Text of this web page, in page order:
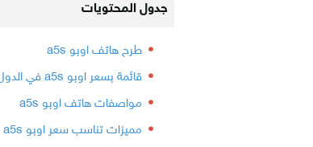
جدول المحتويات
طرح هاتف اوبو a5s
قائمة بسعر اوبو a5s في الدول العربية
مواصفات هاتف اوبو a5s
مميزات تناسب سعر اوبو a5s